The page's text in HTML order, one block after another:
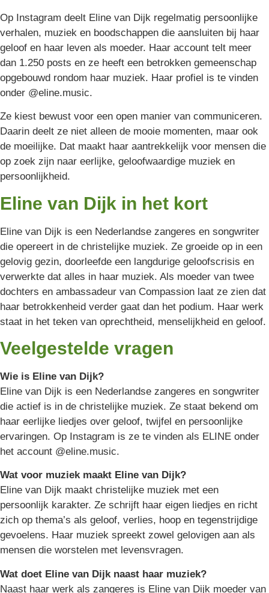
Op Instagram deelt Eline van Dijk regelmatig persoonlijke
verhalen, muziek en boodschappen die aansluiten bij haar
geloof en haar leven als moeder. Haar account telt meer
dan 1.250 posts en ze heeft een betrokken gemeenschap
opgebouwd rondom haar muziek. Haar profiel is te vinden
onder @eline.music.
Ze kiest bewust voor een open manier van communiceren.
Daarin deelt ze niet alleen de mooie momenten, maar ook
de moeilijke. Dat maakt haar aantrekkelijk voor mensen die
op zoek zijn naar eerlijke, geloofwaardige muziek en
persoonlijkheid.
Eline van Dijk in het kort
Eline van Dijk is een Nederlandse zangeres en songwriter
die opereert in de christelijke muziek. Ze groeide op in een
gelovig gezin, doorleefde een langdurige geloofscrisis en
verwerkte dat alles in haar muziek. Als moeder van twee
dochters en ambassadeur van Compassion laat ze zien dat
haar betrokkenheid verder gaat dan het podium. Haar werk
staat in het teken van oprechtheid, menselijkheid en geloof.
Veelgestelde vragen
Wie is Eline van Dijk?
Eline van Dijk is een Nederlandse zangeres en songwriter
die actief is in de christelijke muziek. Ze staat bekend om
haar eerlijke liedjes over geloof, twijfel en persoonlijke
ervaringen. Op Instagram is ze te vinden als ELINE onder
het account @eline.music.
Wat voor muziek maakt Eline van Dijk?
Eline van Dijk maakt christelijke muziek met een
persoonlijk karakter. Ze schrijft haar eigen liedjes en richt
zich op thema’s als geloof, verlies, hoop en tegenstrijdige
gevoelens. Haar muziek spreekt zowel gelovigen aan als
mensen die worstelen met levensvragen.
Wat doet Eline van Dijk naast haar muziek?
Naast haar werk als zangeres is Eline van Dijk moeder van